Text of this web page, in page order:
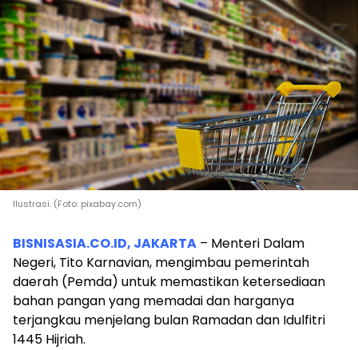
Ilustrasi. (Foto: pixabay.com)
BISNISASIA.CO.ID, JAKARTA – Menteri Dalam
Negeri, Tito Karnavian, mengimbau pemerintah
daerah (Pemda) untuk memastikan ketersediaan
bahan pangan yang memadai dan harganya
terjangkau menjelang bulan Ramadan dan Idulfitri
1445 Hijriah.